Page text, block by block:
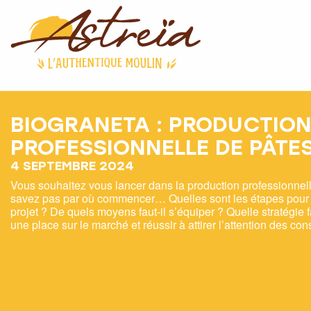
BIOGRANETA : PRODUCTION
PROFESSIONNELLE DE
4 SEPTEMBRE 2024
Vous souhaitez vous lancer dans la production
savez pas par où commencer… Quelles sont les étapes
projet ? De quels moyens faut-il s’équiper ? Quelle stratégie
une place sur le marché et réussir à attirer l’attention des